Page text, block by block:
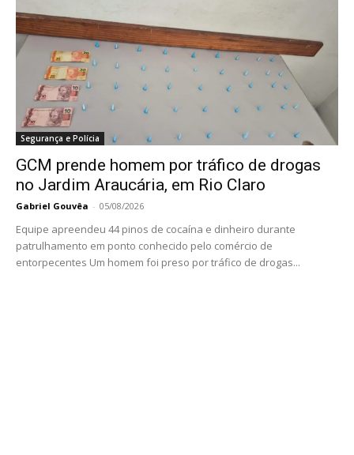
Segurança e Polícia
GCM prende homem por tráfico de drogas
no Jardim Araucária, em Rio Claro
Gabriel Gouvêa - 05/08/2026
Equipe apreendeu 44 pinos de cocaína e dinheiro durante
patrulhamento em ponto conhecido pelo comércio de
entorpecentes Um homem foi preso por tráfico de drogas...